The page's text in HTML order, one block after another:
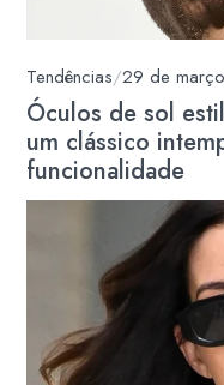
Tendências/29 de
Óculos de sol
um clássico
funcionalidade